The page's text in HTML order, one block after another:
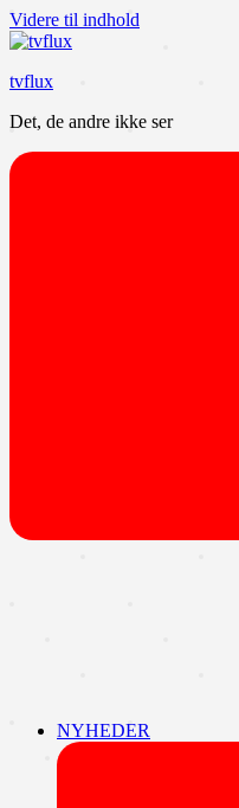
Videre til indhold
tvflux
Det, de andre ikke ser
NYHEDER